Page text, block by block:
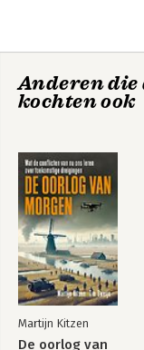
If Russia Wins
Bekijk alle boeken
Anderen die
kochten ook
Martijn Kitzen
De oorlog van